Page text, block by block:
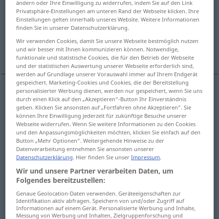
Übersicht aller Übersetzungen
(Für mehr Details die Übersetzung anklicken/antippen)
brim, burst be caked be teeming
brim,burst (von, vor DATwith) strotzenvor
Kraft, Energie etc
be caked( von, vor DATin) strotzenvor Schmutz
ändern oder Ihre Einwilligung zu widerrufen, indem Sie auf den Link
Privatsphäre-Einstellungen am unteren Rand der Webseite klicken. Ihre
Einstellungen gelten innerhalb unseres Website. Weitere Informationen
finden Sie in unserer Datenschutzerklärung.
Wir verwenden Cookies, damit Sie unsere Webseite bestmöglich nutzen
und wir besser mit Ihnen kommunizieren können. Notwendige,
funktionale und statistische Cookies, die für den Betrieb der Webseite
und der statistischen Auswertung unserer Webseite erforderlich sind,
werden auf Grundlage unserer Vorauswahl immer auf Ihrem Endgerät
gespeichert. Marketing-Cookies und Cookies, die der Bereitstellung
personalisierter Werbung dienen, werden nur gespeichert, wenn Sie uns
durch einen Klick auf den „Akzeptieren“-Button Ihr Einverständnis
geben. Klicken Sie ansonsten auf „Fortfahren ohne Akzeptieren“. Sie
können Ihre Einwilligung jederzeit für zukünftige Besuche unserer
Webseite widerrufen. Wenn Sie weitere Informationen zu den Cookies
und den Anpassungsmöglichkeiten möchten, klicken Sie einfach auf den
Button „Mehr Optionen“. Weitergehende Hinweise zu der
Datenverarbeitung entnehmen Sie ansonsten unserer
Datenschutzerklärung. Hier finden Sie unserImpressum.
Wir und unsere Partner verarbeiten Daten, um
Folgendes bereitzustellen:
Genaue Geolocation-Daten verwenden. Geräteeigenschaften zur
Identifikation aktiv abfragen. Speichern von und/oder Zugriff auf
Informationen auf einem Gerät. Personalisierte Werbung und Inhalte,
Messung von Werbung und Inhalten, Zielgruppenforschung und